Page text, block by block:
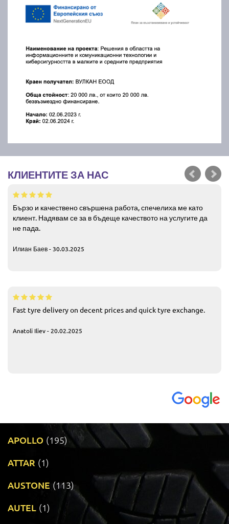
КЛИЕНТИТЕ ЗА НАС
Бързо и качествено свършена работа, спечелиха ме като
клиент. Надявам се за в бъдеще качеството на услугите да
не пада.
Илиан Баев - 30.03.2025
Fast tyre delivery on decent prices and quick tyre exchange.
Anatoli Iliev - 20.02.2025
APOLLO (195)
ATTAR (1)
AUSTONE (113)
AUTEL (1)